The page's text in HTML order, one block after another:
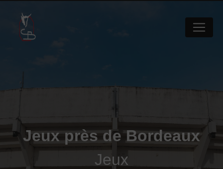
Jeux près de Bordeaux
Jeux